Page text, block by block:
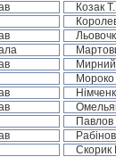
Козак
Скорик